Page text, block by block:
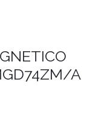
A